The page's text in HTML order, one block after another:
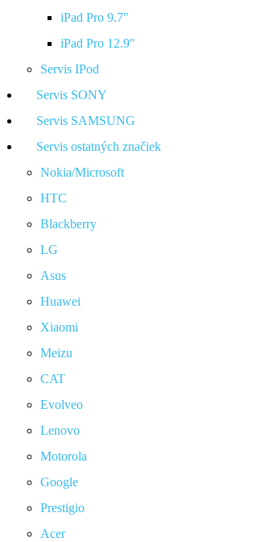
iPad Pro 9.7"
iPad Pro 12.9"
Servis IPod
Servis SONY
Servis SAMSUNG
Servis ostatných značiek
Nokia/Microsoft
HTC
Blackberry
LG
Asus
Huawei
Xiaomi
Meizu
CAT
Evolveo
Lenovo
Motorola
Google
Prestigio
Acer